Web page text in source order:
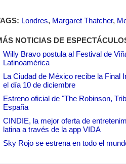
Londres, Margaret Thatcher,
NOTICIAS DE
Willy Bravo postula al Festival de
Latinoamérica
La Ciudad de México recibe la Final
el día 10 de diciembre
Estreno oficial de "The Robinson,
España
CINDIE, la mejor oferta de
latina a través de la app VIDA
Sky Rojo se estrena en todo el